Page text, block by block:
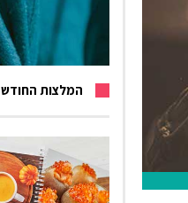
המלצות החודש